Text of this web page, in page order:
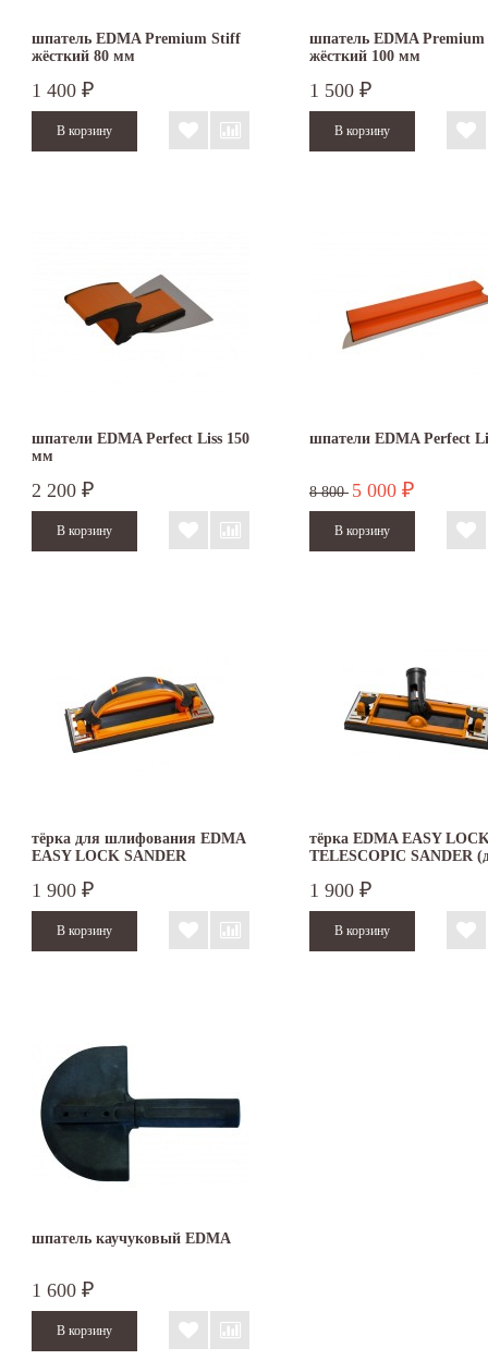
шпатель EDMA Premium Stiff
жёсткий 80 мм
1 400 ₽
шпатель EDMA
жёсткий 100 мм
1 500 ₽
шпатели EDMA Perfect Liss 150
мм
2 200 ₽
шпатели EDMA Perfect
8 800 5 000 ₽
тёрка для шлифования EDMA
EASY LOCK SANDER
1 900 ₽
тёрка EDMA EASY
TELESCOPIC SANDER
1 900 ₽
шпатель каучуковый EDMA
1 600 ₽